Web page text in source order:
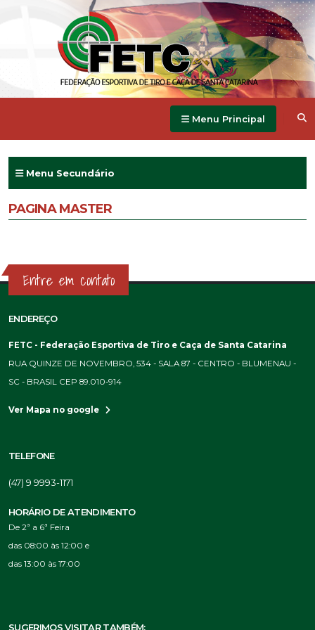
Menu Principal
Menu Secundário
PAGINA MASTER
Entre em contato
ENDEREÇO
FETC - Federação Esportiva de Tiro e Caça de Santa Catarina
RUA QUINZE DE NOVEMBRO, 534 - SALA 87 - CENTRO - BLUMENAU -
SC - BRASIL CEP 89.010-914
Ver Mapa no google
TELEFONE
(47) 9 9993-1171
HORÁRIO DE ATENDIMENTO
De 2ª a 6ª Feira
das 08:00 às 12:00 e
das 13:00 às 17:00
SUGERIMOS VISITAR TAMBÉM: